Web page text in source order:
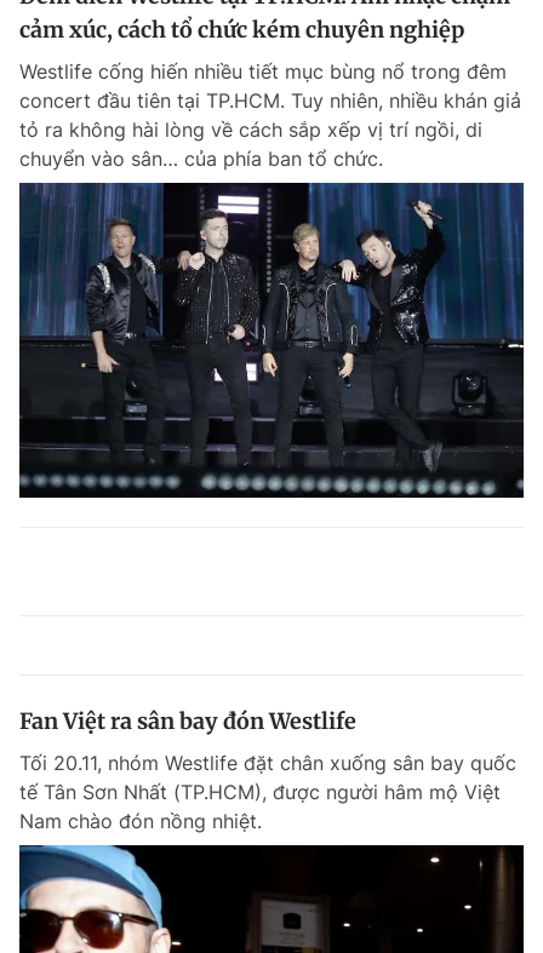
cảm xúc, cách tổ chức kém chuyên nghiệp
Westlife cống hiến nhiều tiết mục bùng nổ trong đêm
concert đầu tiên tại TP.HCM. Tuy nhiên, nhiều khán giả
tỏ ra không hài lòng về cách sắp xếp vị trí ngồi, di
chuyển vào sân… của phía ban tổ chức.
Fan Việt ra sân bay đón Westlife
Tối 20.11, nhóm Westlife đặt chân xuống sân bay quốc
tế Tân Sơn Nhất (TP.HCM), được người hâm mộ Việt
Nam chào đón nồng nhiệt.